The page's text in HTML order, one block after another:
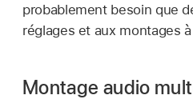
probablement besoin que
réglages et aux montages
Montage audio